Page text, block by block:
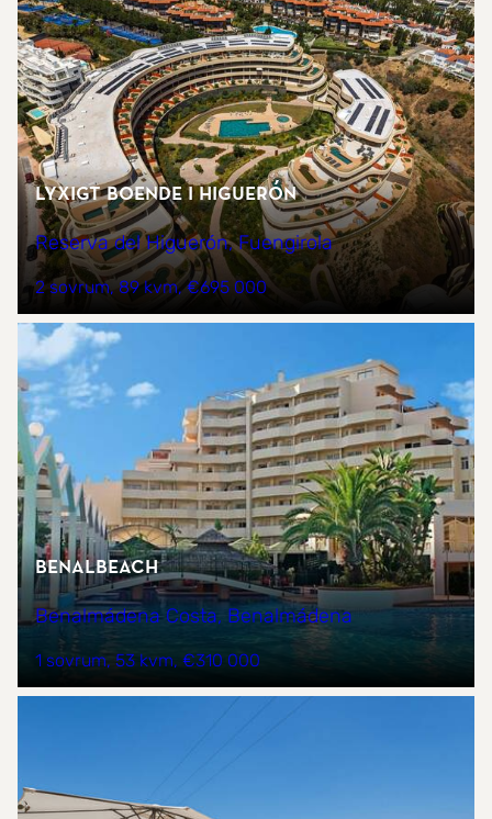
Lyxigt boende i Higuerón
Reserva del Higuerón, Fuengirola
2 sovrum 89 kvm €695 000
BenalBeach
Benalmádena Costa, Benalmádena
1 sovrum 53 kvm €310 000